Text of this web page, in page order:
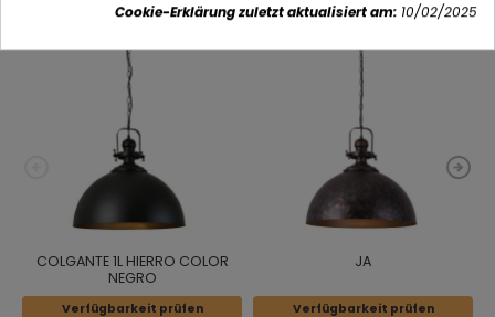
COLGANTE 1L HIERRO COLOR
NEGRO
Verfügbarkeit prüfen
JA
Verfügbarkeit prüfen
Cookie-Erklärung zuletzt aktualisiert am: 10/02/2025